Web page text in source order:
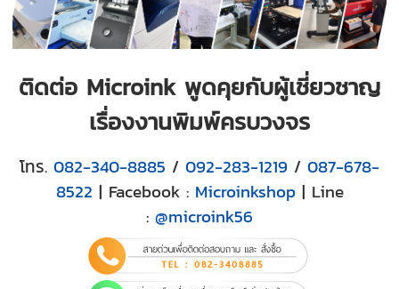
ติดต่อ Microink พูดคุยกับผู้เชี่ยวชาญ
เรื่องงานพิมพ์ครบวงจร
โทร. 082-340-8885 / 092-283-1219 / 087-678-
8522 | Facebook : Microinkshop| Line
: @microink56